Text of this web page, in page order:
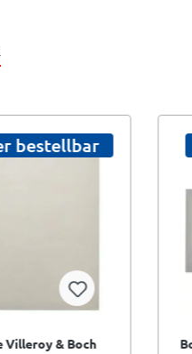
bestellbar
Villeroy & Boch